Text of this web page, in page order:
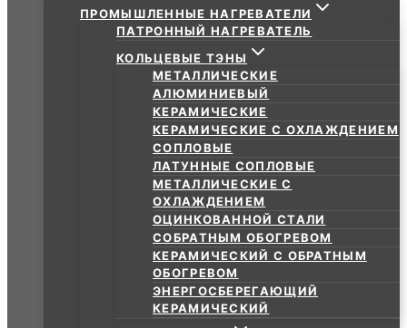
ПРОМЫШЛЕННЫЕ НАГРЕВАТЕЛИ
ПАТРОННЫЙ НАГРЕВАТЕЛЬ
КОЛЬЦЕВЫЕ ТЭНЫ
МЕТАЛЛИЧЕСКИЕ
АЛЮМИНИЕВЫЙ
КЕРАМИЧЕСКИЕ
КЕРАМИЧЕСКИЕ С ОХЛАЖДЕНИЕМ
СОПЛОВЫЕ
ЛАТУННЫЕ СОПЛОВЫЕ
МЕТАЛЛИЧЕСКИЕ С
ОХЛАЖДЕНИЕМ
ОЦИНКОВАННОЙ СТАЛИ
СОБРАТНЫМ ОБОГРЕВОМ
КЕРАМИЧЕСКИЙ С ОБРАТНЫМ
ОБОГРЕВОМ
ЭНЕРГОСБЕРЕГАЮЩИЙ
КЕРАМИЧЕСКИЙ